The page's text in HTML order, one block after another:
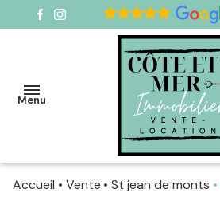
Menu
Accueil Vente St jean de monts